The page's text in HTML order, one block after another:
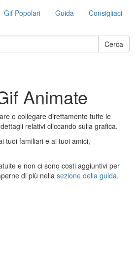
Gif Popolari Guida Consigliaci
Cerca
Animate
o collegare direttamente tutte le
relativi cliccando sulla grafica.
tuoi familiari e ai tuoi amici,
e non ci sono costi aggiuntivi per
di più nella sezione della guida.